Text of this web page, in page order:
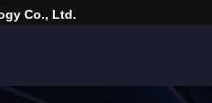
Co., Ltd.